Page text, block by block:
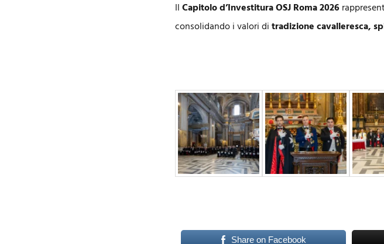
IlCapitolo d’Investitura OSJ Roma 2026
consolidando i valori ditradizione cavalleresca,
Share on Facebook